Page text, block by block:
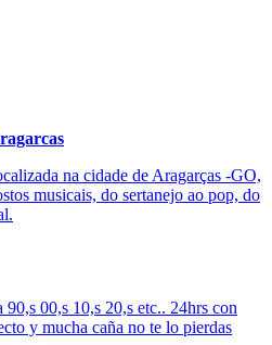
na cidade de Aragarças -GO,
musicais, do sertanejo ao pop, do
00,s 10,s 20,s etc.. 24hrs con
y mucha caña no te lo pierdas